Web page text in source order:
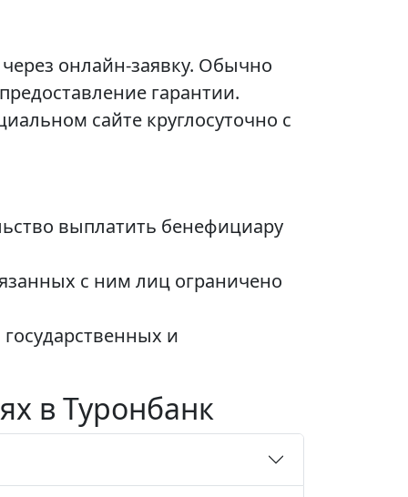
онлайн-заявку. Обычно
гарантии.
сайте круглосуточно с
выплатить бенефициару
с ним лиц ограничено
и
в Туронбанк